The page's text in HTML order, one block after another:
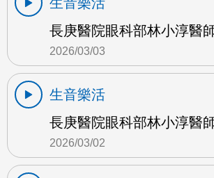
長庚醫院眼科部林小淳醫
2026/03/03
生音樂活
長庚醫院眼科部林小淳醫
2026/03/02